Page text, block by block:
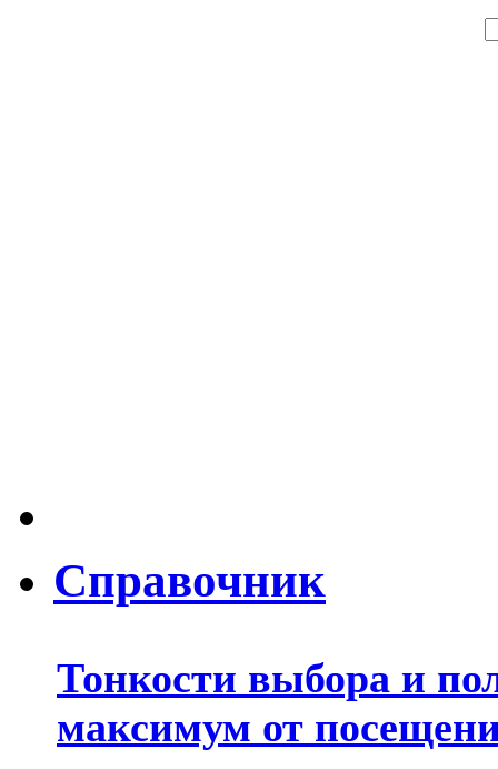
Справочник
Тонкости выбора и
максимум от